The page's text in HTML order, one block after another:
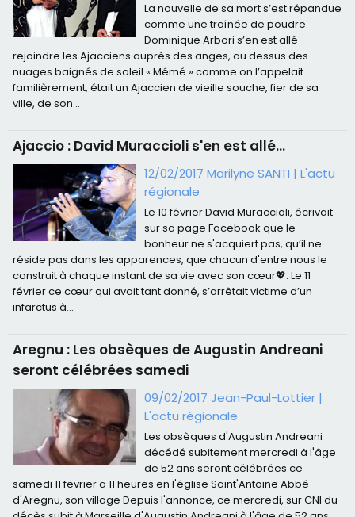
La nouvelle de sa mort s’est répandue
comme une traînée de poudre.
Dominique Arbori s’en est allé
rejoindre les Ajacciens auprès des anges, au dessus des
nuages baignés de soleil « Mémé » comme on l’appelait
familièrement, était un Ajaccien de vieille souche, fier de sa
ville, de son...
Ajaccio : David Muraccioli s'en est allé...
12/02/2017 Marilyne SANTI |L'actu
régionale
Le 10 février David Muraccioli, écrivait
sur sa page Facebook que le
bonheur ne s'acquiert pas, qu’il ne
réside pas dans les apparences, que chacun d'entre nous le
construit à chaque instant de sa vie avec son cœur💖. Le 11
février ce cœur qui avait tant donné, s’arrêtait victime d’un
infarctus à...
Aregnu : Les obsèques de Augustin Andreani
seront célébrées samedi
09/02/2017 Jean-Paul-Lottier |
L'actu régionale
Les obsèques d'Augustin Andreani
décédé subitement mercredi à l'âge
de 52 ans seront célébrées ce
samedi 11 fevrier a 11 heures en l'église Saint'Antoine Abbé
d'Aregnu, son village Depuis l'annonce, ce mercredi, sur CNI du